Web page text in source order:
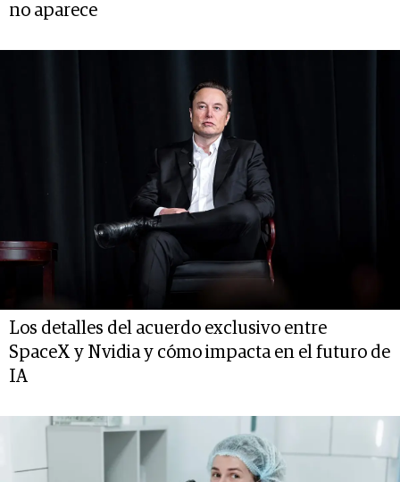
no aparece
Los detalles del acuerdo exclusivo entre
SpaceX y Nvidia y cómo impacta en el futuro de
IA